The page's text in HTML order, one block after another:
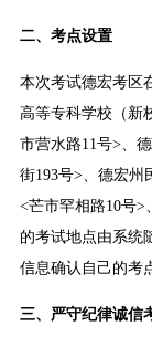
二、考点设置
本次考试德宏考区
高等专科学校（新
市营水路11号>、
街193号>、德宏州
<芒市罕相路10号>
的考试地点由系统
信息确认自己的考
三、严守纪律诚信